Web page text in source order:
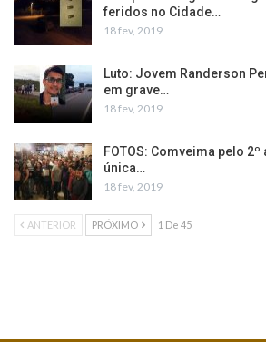
feridos no Cidade…
18 fev, 2019
Luto: Jovem Randerson
em grave…
18 fev, 2019
FOTOS: Comveima pelo
única…
18 fev, 2019
ANTERIOR PRÓXIMO 1 De 45